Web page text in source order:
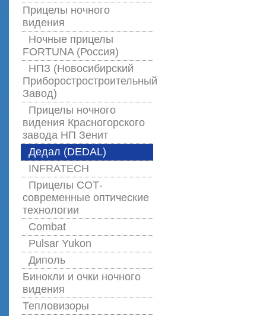
Прицелы ночного
видения
Ночные прицелы
FORTUNA (Россия)
НПЗ (Новосибирский
Приборостростроительный
Завод)
Прицелы ночного
видения Красногорского
завода НП Зенит
Дедал (DEDAL)
INFRATECH
Прицелы СОТ-
современные оптические
технологии
Combat
Pulsar Yukon
Диполь
Бинокли и очки ночного
видения
Тепловизоры